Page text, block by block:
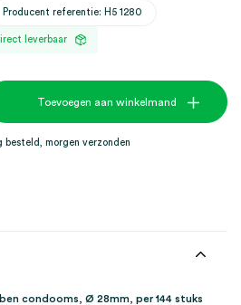
Producent referentie: H5 1280
leverbaar
Toevoegen aan winkelmand
besteld, morgen verzonden
condooms, Ø 28mm, per 144 stuks